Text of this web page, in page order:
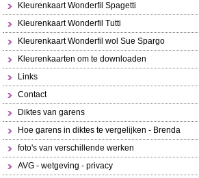
Kleurenkaart Wonderfil Spagetti
Kleurenkaart Wonderfil Tutti
Kleurenkaart Wonderfil wol Sue Spargo
Kleurenkaarten om te downloaden
Links
Contact
Diktes van garens
Hoe garens in diktes te vergelijken - Brenda
foto's van verschillende werken
AVG - wetgeving - privacy